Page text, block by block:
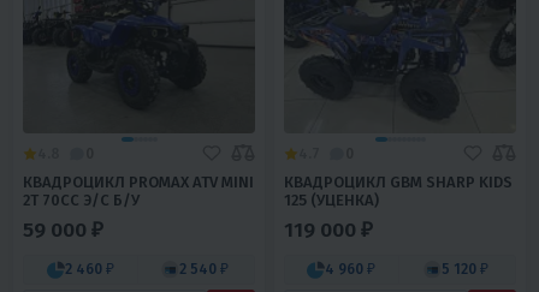
КВАДРОЦИКЛ PROMAX ATV MINI
2T 70CC Э/С Б/У
59 000 ₽
2 460 ₽ 2 540 ₽
КВАДРОЦИКЛ GBM SHARP KIDS
125 (УЦЕНКА)
119 000 ₽
4 960 ₽ 5 120 ₽